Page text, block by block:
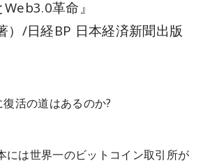
Web3.0革命』
）/日経BP 日本経済新聞出版
活の道はあるのか?
には世界一のビットコイン取引所が